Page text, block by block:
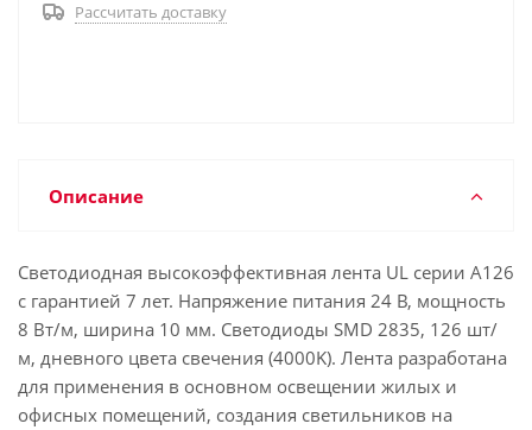
Рассчитать доставку
Описание
Светодиодная высокоэффективная лента UL серии A126
с гарантией 7 лет. Напряжение питания 24 В, мощность
8 Вт/м, ширина 10 мм. Светодиоды SMD 2835, 126 шт/
м, дневного цвета свечения (4000K). Лента разработана
для применения в основном освещении жилых и
офисных помещений, создания светильников на